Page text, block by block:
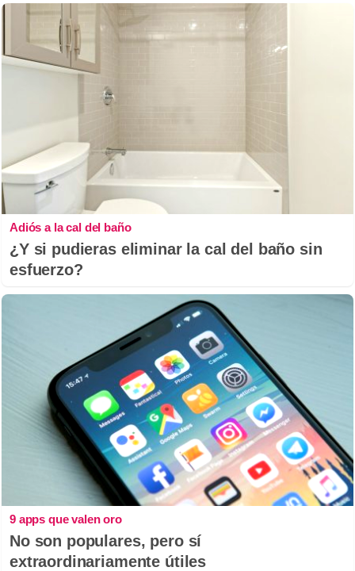
Adiós a la cal del baño
¿Y si pudieras eliminar la cal del baño sin
esfuerzo?
9 apps que valen oro
No son populares, pero sí
extraordinariamente útiles